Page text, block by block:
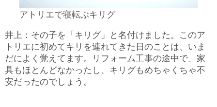
アトリエで寝転ぶキリグ
井上：その子を「キリグ」と名付けました。このア
トリエに初めてキリを連れてきた日のことは、いま
だによく覚えてます。リフォーム工事の途中で、家
具もほとんどなかったし、キリグもめちゃくちゃ不
安だったのでしょう。